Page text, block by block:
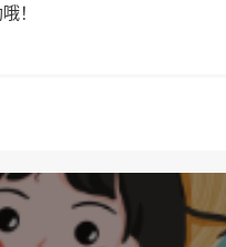
！